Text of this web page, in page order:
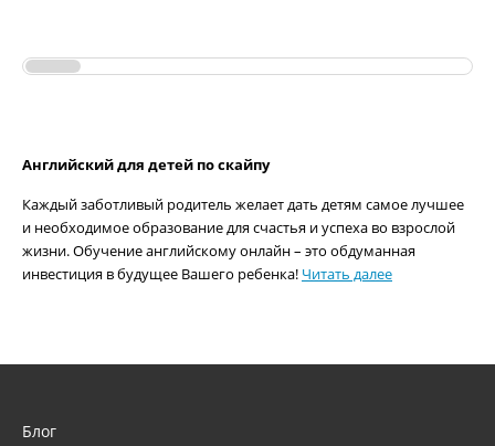
Английский для детей по скайпу
Каждый заботливый родитель желает дать детям самое лучшее
и необходимое образование для счастья и успеха во взрослой
жизни. Обучение английскому онлайн – это обдуманная
инвестиция в будущее Вашего ребенка! Читать далее
Блог